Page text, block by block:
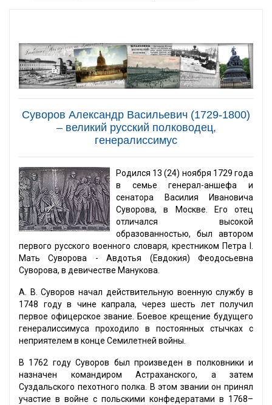
Суворов Александр Васильевич (1729-1800)
– великий русский полководец,
генералиссимус
Родился 13 (24) ноября 1729 года
в семье генерал-аншефа и
сенатора Василия Ивановича
Суворова, в Москве. Его отец
отличался высокой
образованностью, был автором
первого русского военного словаря, крестником Петра I.
Мать Суворова - Авдотья (Евдокия) Феодосьевна
Суворова, в девичестве Манукова.
А. В. Суворов начал действительную военную службу в
1748 году в чине капрала, через шесть лет получил
первое офицерское звание. Боевое крещение будущего
генералиссимуса проходило в постоянных стычках с
неприятелем в конце Семилетней войны.
В 1762 году Суворов был произведен в полковники и
назначен командиром Астраханского, а затем
Суздальского пехотного полка. В этом звании он принял
участие в войне с польскими конфедератами в 1768–